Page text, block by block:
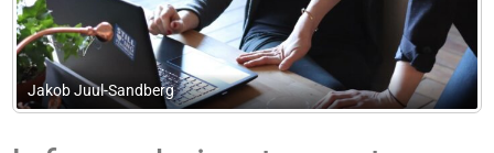
Revisionsfirmaet Birte Kaas, danske